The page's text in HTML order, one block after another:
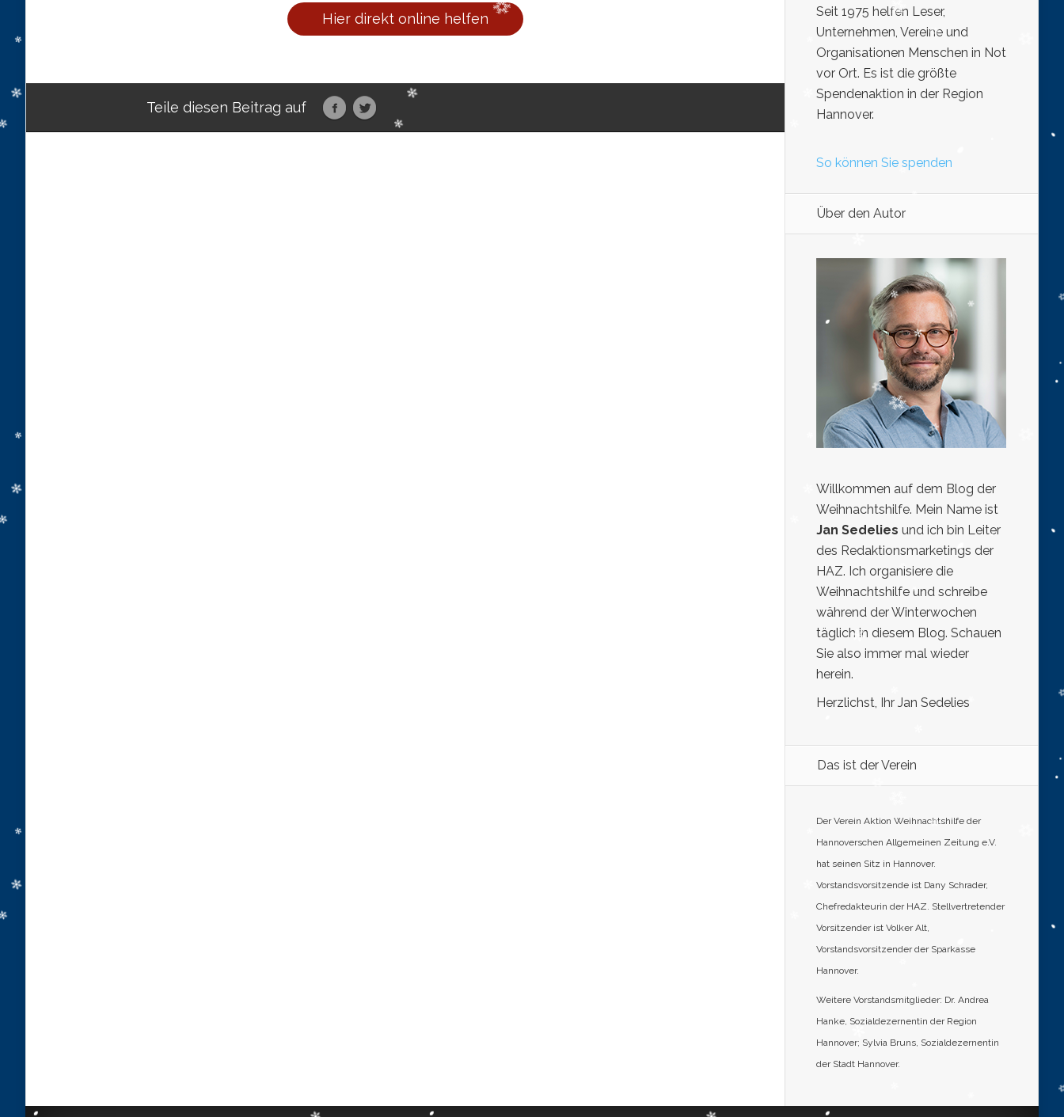
Hier direkt online helfen
Teile diesen Beitrag auf
Seit 1975 helfen Leser,
Unternehmen, Vereine und
Organisationen Menschen in Not
vor Ort. Es ist die größte
Spendenaktion in der Region
Hannover.
So können Sie spenden
Über den Autor
Willkommen auf dem Blog der
Weihnachtshilfe. Mein Name ist
Jan Sedelies und ich bin Leiter
des Redaktionsmarketings der
HAZ. Ich organisiere die
Weihnachtshilfe und schreibe
während der Winterwochen
täglich in diesem Blog. Schauen
Sie also immer mal wieder
herein.
Herzlichst, Ihr Jan Sedelies
Das ist der Verein
Der Verein Aktion Weihnachtshilfe der
Hannoverschen Allgemeinen Zeitung e.V.
hat seinen Sitz in Hannover.
Vorstandsvorsitzende ist Dany Schrader,
Chefredakteurin der HAZ. Stellvertretender
Vorsitzender ist Volker Alt,
Vorstandsvorsitzender der Sparkasse
Hannover.
Weitere Vorstandsmitglieder: Dr. Andrea
Hanke, Sozialdezernentin der Region
Hannover; Sylvia Bruns, Sozialdezernentin
der Stadt Hannover.